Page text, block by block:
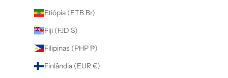
Etiópia (ETB Br)
Fiji (FJD $)
Filipinas (PHP ₱)
Finlândia (EUR €)